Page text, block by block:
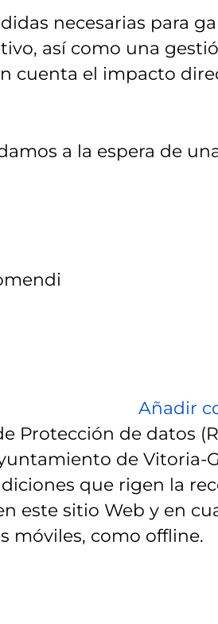
necesarias para
así como una
cuenta el impacto
a la espera de
Añadir
Protección de datos
de Vitoria-
que rigen la
este sitio Web y en
móviles, como offline.